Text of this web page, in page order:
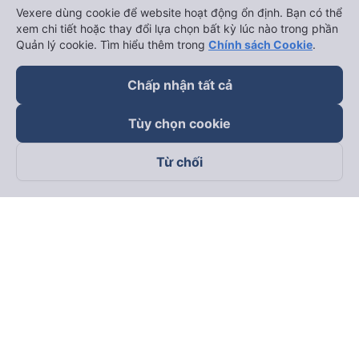
Theo dõi chúng tôi trên
Vexere dùng cookie để website hoạt động ổn định. Bạn có thể
xem chi tiết hoặc thay đổi lựa chọn bất kỳ lúc nào trong phần
Quản lý cookie. Tìm hiểu thêm trong Chính sách Cookie.
Chấp nhận tất cả
Tùy chọn cookie
Từ chối